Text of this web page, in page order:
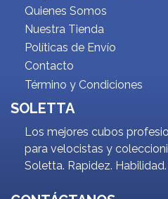
Quienes Somos
Nuestra Tienda
Políticas de Envío
Contacto
Término y Condiciones
SOLETTA
Los mejores cubos
para velocistas y
Soletta. Rapidez.